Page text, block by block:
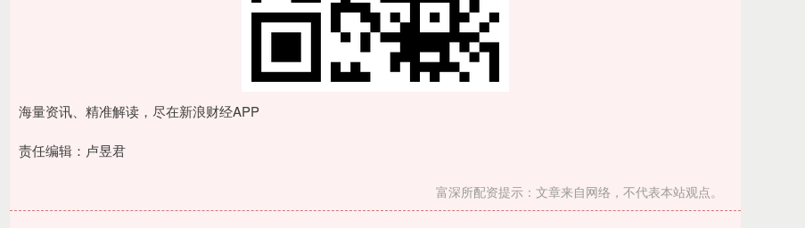
海量资讯、精准解读，尽在新浪财经APP
责任编辑：卢昱君
富深所配资提示：文章来自网络，不代表本站观点。